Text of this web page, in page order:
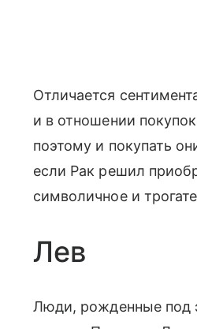
Отличается
и в отношении
поэтому и покупать
если Рак решил
символичное и
Лев
Люди, рожденные под